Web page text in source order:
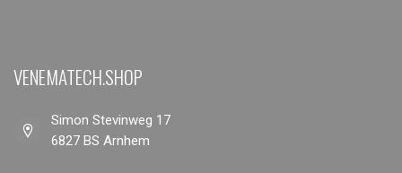
VENEMATECH.SHOP
Simon Stevinweg 17
6827 BS Arnhem